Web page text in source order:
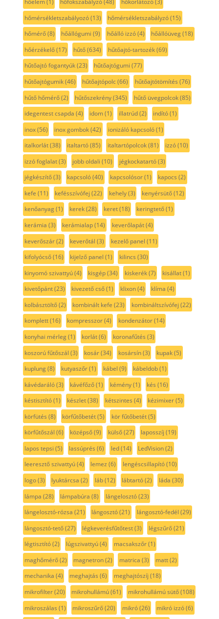
hőelem(1) hőfokszabályzó(48) hőkorlátozó(3)
hőmérsékletszabályozó(13) hőmérsékletszabályzó(15)
hőmérő(8) hőállógumi (9) hőálló izzó(4) hőállóüveg(18)
hőérzékelő(17) hűtő(634) hűtőajtó-tartozék(69)
hűtőajtó fogantyúk(23) hűtőajtógumi (77)
hűtőajtógumik(46) hűtőajtópolc(66) hűtőajtótömítés (76)
hűtő hőmérő(2) hűtőszekrény(345) hűtő üvegpolcok(85)
idegentest csapda (4) idom(1) illatrúd(2) indító(1)
inox(56) inox gombok(42) ionizáló kapcsoló(1)
italkorlát(38) italtartó(85) italtartópolcok(81) izzó(10)
izzó foglalat(3) jobb oldali (10) jégkockatartó(3)
jégkészítő(3) kapcsoló(40) kapcsolósor(1) kapocs (2)
kefe (11) kefésszívófej (22) kehely(3) kenyérsütő(12)
kenőanyag(1) kerek(28) keret(18) keringtető(1)
kerámia (3) kerámialap(14) keverőlapát(4)
keverőszár(2) keverőtál (3) kezelő panel (11)
kifolyócső(16) kijelző panel (1) kilincs (30)
kinyomó szivattyú(4) kisgép(34) kiskerék(7) kisállat(1)
kivetőpánt(23) kivezető cső(1) klixon(4) klíma (4)
kolbásztöltő(2) kombinált kefe (23) kombináltszívófej (22)
komplett(16) kompresszor(4) kondenzátor(14)
konyhai mérleg(1) korlát(6) koronafűtés (3)
koszorú fűtőszál (3) kosár(34) kosársín(3) kupak(5)
kuplung(8) kutyaszőr(1) kábel (9) kábeldob(1)
kávédaráló(3) kávéfőző(1) kémény(1) kés (16)
késtisztító(1) készlet(38) kétszintes (4) kézimixer(5)
körfütés (8) körfűtőbetét(5) kör fűtőbetét(5)
körfűtőszál (6) középső(9) külső(27) laposszíj (19)
lapos tepsi (5) lassúprés (6) led(14) LedVision(2)
leeresztő szivattyú(4) lemez (6) lengéscsillapító(10)
logo(3) lyuktárcsa (2) láb(12) lábtartó(2) láda (30)
lámpa (28) lámpabúra (8) lángelosztó(23)
lángelosztó-rózsa (21) lángosztó(21) lángosztó-fedél (29)
lángosztó-tető(27) légkeverésfűtőtest(3) légszűrő(21)
légtisztító(2) lúgszivattyú(4) macsakszőr(1)
maghőmérő(2) magnetron(2) matrica (3) matt(2)
mechanika (4) meghajtás (6) meghajtószíj (18)
mikrofilter(20) mikrohullámú(61) mikrohullámú sütő(108)
mikroszálas (1) mikroszűrő(20) mikró(26) mikró izzó(6)